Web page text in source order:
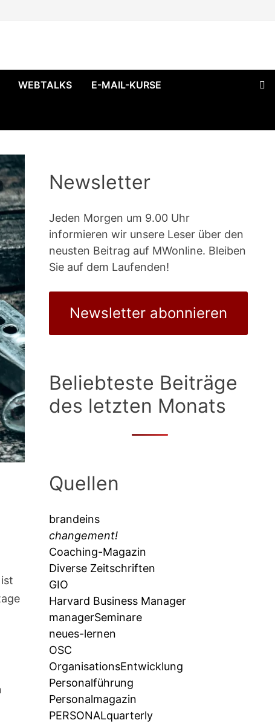
WEBTALKS E-MAIL-KURSE
Newsletter
Jeden Morgen um 9.00 Uhr
informieren wir unsere Leser über den
neusten Beitrag auf MWonline. Bleiben
Sie auf dem Laufenden!
Newsletter abonnieren
Beliebteste Beiträge
des letzten Monats
Quellen
brandeins
changement!
Coaching-Magazin
Diverse Zeitschriften
GIO
Harvard Business Manager
managerSeminare
neues-lernen
OSC
OrganisationsEntwicklung
Personalführung
Personalmagazin
PERSONALquarterly